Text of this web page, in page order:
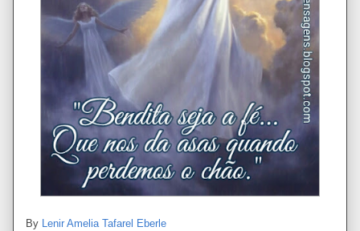
By Lenir Amelia Tafarel Eberle